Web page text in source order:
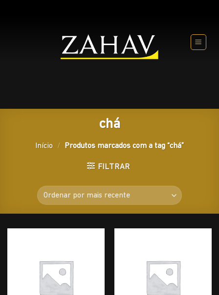
chá
Início / Produtos marcados com a tag “chá”
FILTRAR